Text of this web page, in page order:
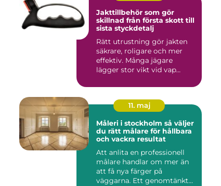
Jakttillbehör som gör
skillnad från första skott till
sista styckdetalj
Rätt utrustning gör jakten
säkrare, roligare och mer
effektiv. Många jägare
lägger stor vikt vid vap...
11. maj
Måleri i stockholm så väljer
du rätt målare för hållbara
och vackra resultat
Att anlita en professionell
målare handlar om mer än
att få nya färger på
väggarna. Ett genomtänkt